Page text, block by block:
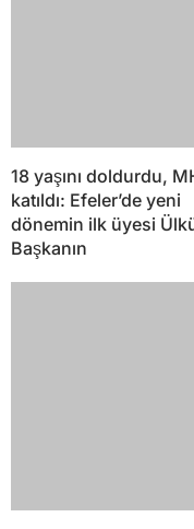
dönemin ilk üyesi
Başkanın